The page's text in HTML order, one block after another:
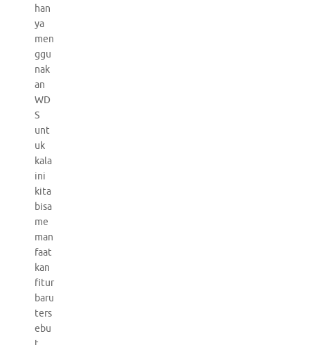
han
ya
men
ggu
nak
an
WD
S
unt
uk
kala
ini
kita
bisa
me
man
faat
kan
fitur
baru
ters
ebu